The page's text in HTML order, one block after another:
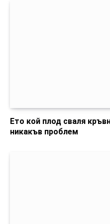
Ето кой плод сваля
никакъв проблем